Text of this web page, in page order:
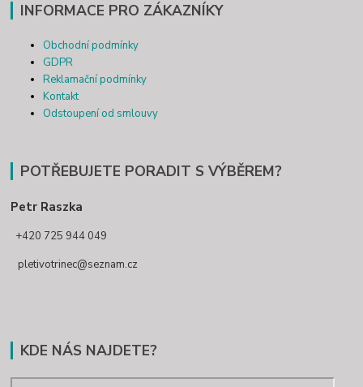
INFORMACE PRO ZÁKAZNÍKY
Obchodní podmínky
GDPR
Reklamační podmínky
Kontakt
Odstoupení od smlouvy
POTŘEBUJETE PORADIT S VÝBĚREM?
Petr Raszka
+420 725 944 049
pletivotrinec@seznam.cz
KDE NÁS NAJDETE?